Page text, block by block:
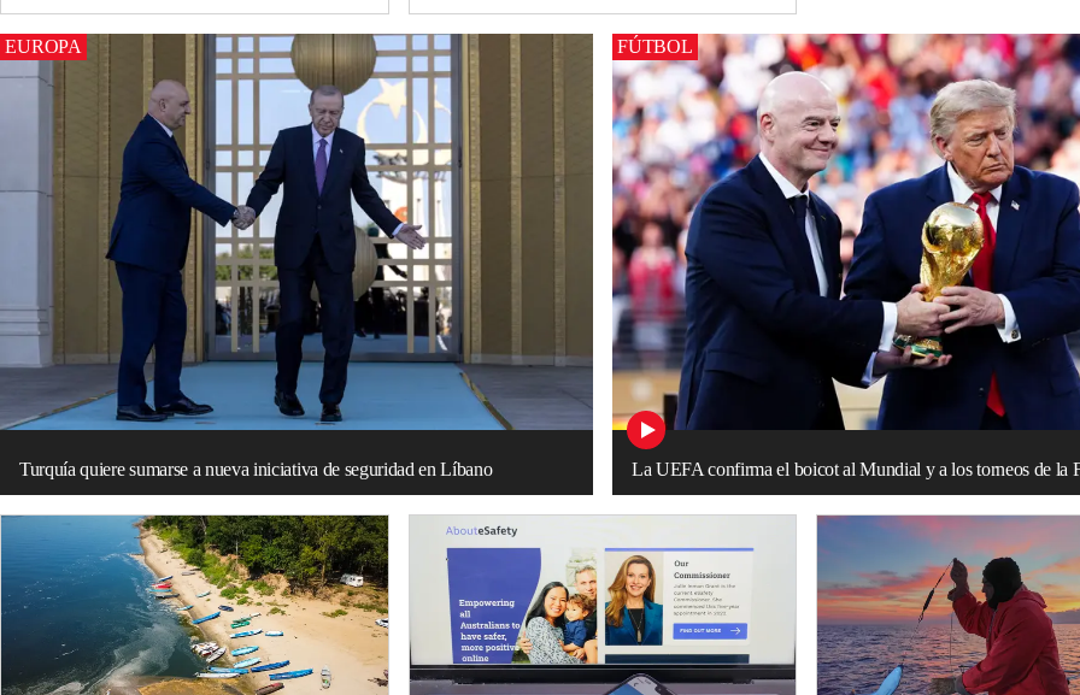
EUROPA
Turquía quiere sumarse a nueva iniciativa de seguridad en Líbano
FÚTBOL
La UEFA confirma el boicot al Mundial y a los torneos de la